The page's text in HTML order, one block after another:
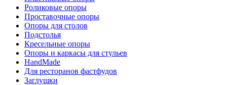
Роликовые опоры
Проставочные опоры
Опоры для столов
Подстолья
Кресельные опоры
Опоры и каркасы для стульев
HandMade
Для ресторанов фастфудов
Заглушки